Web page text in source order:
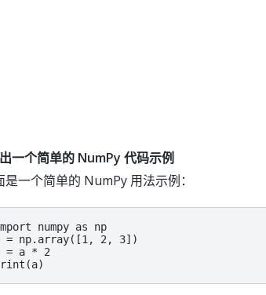
一个简单的 NumPy 代码示例
是一个简单的 NumPy 用法示例：
numpy as np
= np.array([1, 2, 3])
= a * 2